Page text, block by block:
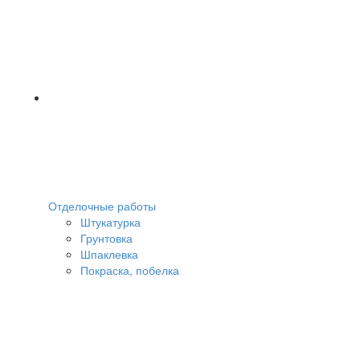
Отделочные работы
Штукатурка
Грунтовка
Шпаклевка
Покраска, побелка